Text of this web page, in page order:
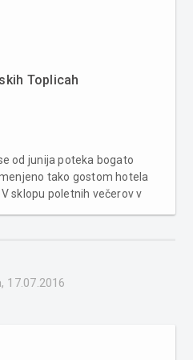
Toplicah
od junija poteka bogato
tako gostom hotela
sklopu poletnih večerov v
17.07.2016